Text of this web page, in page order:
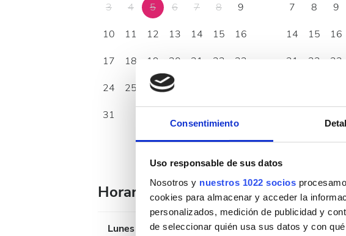
Consentimiento
Uso responsable de sus datos
Nosotros y nuestros 1022 socios
cookies para almacenar y acceder la
personalizados, medición de publicidad y
de seleccionar quién usa sus datos y con
3
4 5 6 7 8
9
10
11 12 13 14 15
16
17
18 19 20 21 22
23
24
25 26 27
31
7
8 9
14
15 16
21
22 23
Horario de atención
Lunes 07:00 -